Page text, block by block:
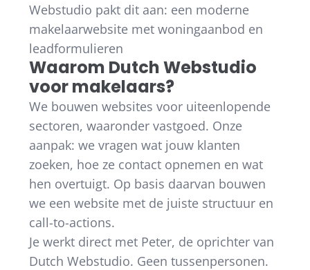
Webstudio pakt dit aan: een moderne
makelaarwebsite met woningaanbod en
leadformulieren
Waarom Dutch Webstudio
voor makelaars?
We bouwen websites voor uiteenlopende
sectoren, waaronder vastgoed. Onze
aanpak: we vragen wat jouw klanten
zoeken, hoe ze contact opnemen en wat
hen overtuigt. Op basis daarvan bouwen
we een website met de juiste structuur en
call-to-actions.
Je werkt direct met Peter, de oprichter van
Dutch Webstudio. Geen tussenpersonen.